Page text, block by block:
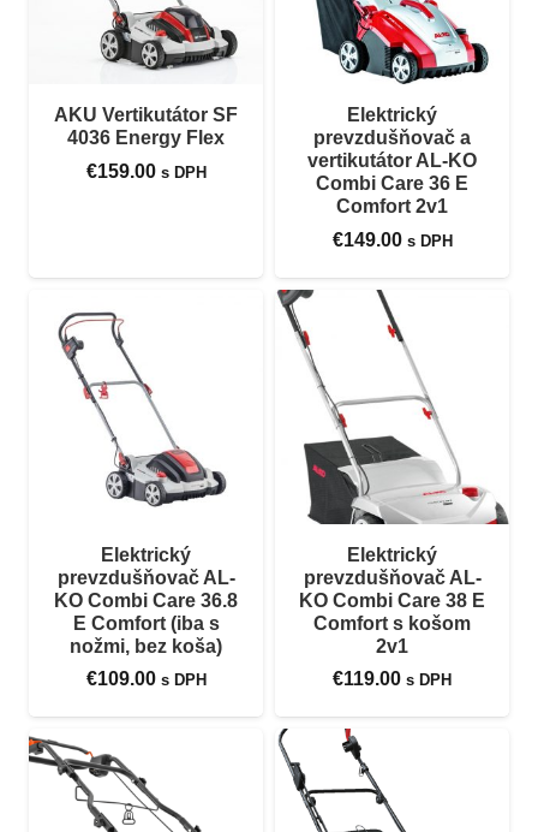
AKU Vertikutátor SF
4036 Energy Flex
€159.00 s DPH
Elektrický
prevzdušňovač a
vertikutátor AL-KO
Combi Care 36 E
Comfort 2v1
€149.00 s DPH
Elektrický
prevzdušňovač AL-
KO Combi Care 36.8
E Comfort (iba s
nožmi, bez koša)
€109.00 s DPH
Elektrický
prevzdušňovač AL-
KO Combi Care 38 E
Comfort s košom
2v1
€119.00 s DPH